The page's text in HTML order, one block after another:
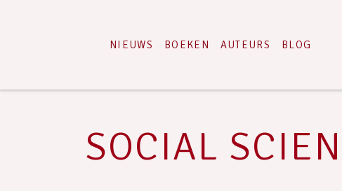
NIEUWS BOEKEN AUTEURS BLOG
SOCIAL